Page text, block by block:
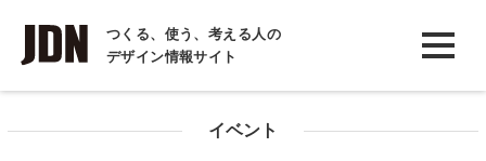
つくる、使う、考える人の
デザイン情報サイト
INTERVIEW
インタビュー
イベント